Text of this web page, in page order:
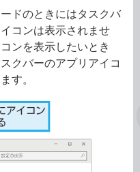
ドのときにはタスクバ
コンは表示されませ
ンを表示したいとき
クバーのアプリアイコ
す。